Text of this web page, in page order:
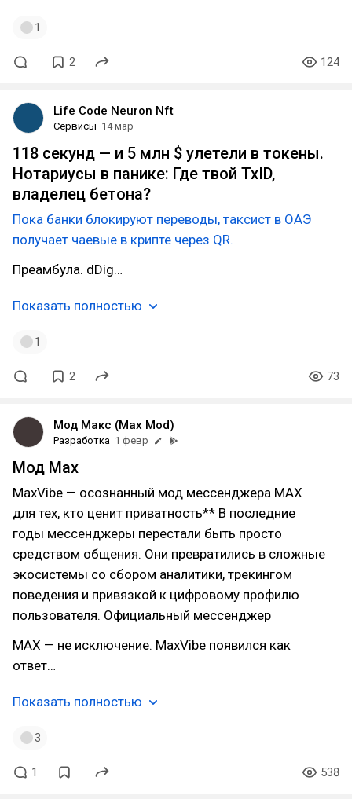
1
2 124
Life Code Neuron Nft
Сервисы 14 мар
118 секунд — и 5 млн $ улетели в токены.
Нотариусы в панике: Где твой TxID,
владелец бетона?
Пока банки блокируют переводы, таксист в ОАЭ
получает чаевые в крипте через QR.
Преамбула. dDig…
Показать полностью
1
2 73
Мод Макс (Max Mod)
Разработка 1 февр
Мод Max
MaxVibe — осознанный мод мессенджера MAX
для тех, кто ценит приватность** В последние
годы мессенджеры перестали быть просто
средством общения. Они превратились в сложные
экосистемы со сбором аналитики, трекингом
поведения и привязкой к цифровому профилю
пользователя. Официальный мессенджер
MAX — не исключение. MaxVibe появился как
ответ…
Показать полностью
3
1 538